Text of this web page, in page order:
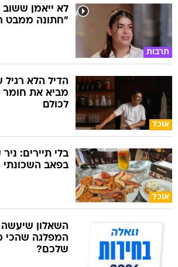
תרבות
לא ייאמן
"חתונה ממבט
אוכל
הדיל הלא רגיל
מביא את חומר
לכולם
אוכל
בלי תיירים:
בפאב השכונתי
השאלון
המפלגה שהכי
שלכם?